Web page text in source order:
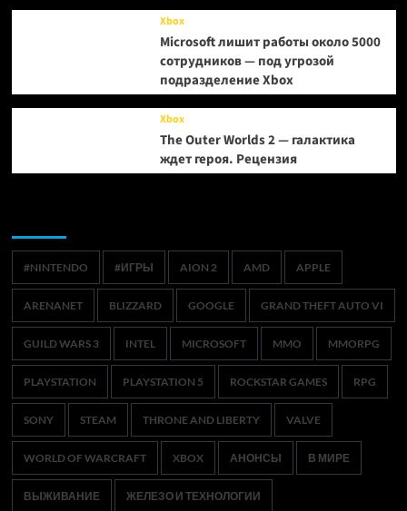
Xbox
Microsoft лишит работы около 5000
сотрудников — под угрозой
подразделение Xbox
Xbox
The Outer Worlds 2 — галактика
ждет героя. Рецензия
#NINTENDO #ИГРЫ AION 2 AMD APPLE
ARENANET BLIZZARD GOOGLE GRAND THEFT AUTO VI
GUILD WARS 3 INTEL MICROSOFT MMO MMORPG
PLAYSTATION PLAYSTATION 5 ROCKSTAR GAMES RPG
SONY STEAM THRONE AND LIBERTY VALVE
WORLD OF WARCRAFT XBOX АНОНСЫ В МИРЕ
ВЫЖИВАНИЕ ЖЕЛЕЗО И ТЕХНОЛОГИИ